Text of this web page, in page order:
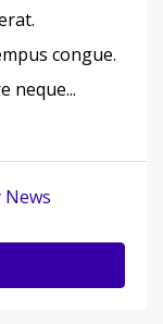
congue.
neque...